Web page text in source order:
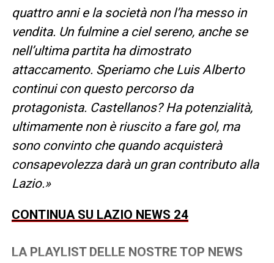
quattro anni e la società non l’ha messo in
vendita. Un fulmine a ciel sereno, anche se
nell’ultima partita ha dimostrato
attaccamento. Speriamo che Luis Alberto
continui con questo percorso da
protagonista. Castellanos? Ha potenzialità,
ultimamente non è riuscito a fare gol, ma
sono convinto che quando acquisterà
consapevolezza darà un gran contributo alla
Lazio.»
CONTINUA SU LAZIO NEWS 24
LA PLAYLIST DELLE NOSTRE TOP NEWS